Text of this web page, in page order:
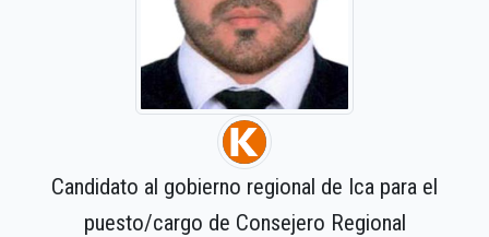
Candidato al gobierno regional de Ica para el
puesto/cargo de Consejero Regional